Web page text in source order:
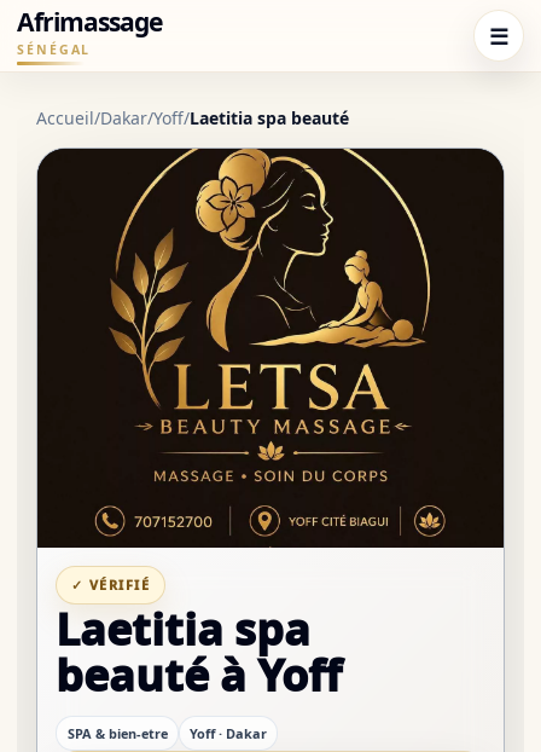
Afrimassage
SÉNÉGAL ☰
Accueil/Dakar/Yoff/Laetitia spa beauté
✓ VÉRIFIÉ
Laetitia spa
beauté à Yoff
SPA & bien-etre Yoff · Dakar